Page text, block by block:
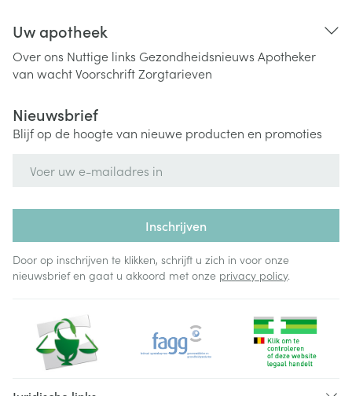
Uw apotheek
Over ons Nuttige links Gezondheidsnieuws Apotheker
van wachtVoorschriftZorgtarieven
Nieuwsbrief
Blijf op de hoogte van nieuwe producten en promoties
Inschrijven
Door op inschrijven te klikken, schrijft u zich in voor onze
nieuwsbrief en gaat u akkoord met onze privacy policy.